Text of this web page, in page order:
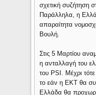
σχετική συζήτηση
Παράλληλα, η
απαραίτητα
Βουλή.
Στις 5 Μαρτίου
η ανταλλαγή του
του PSI. Μέχρι
το εάν η ΕΚΤ θα
Ελλάδα θα